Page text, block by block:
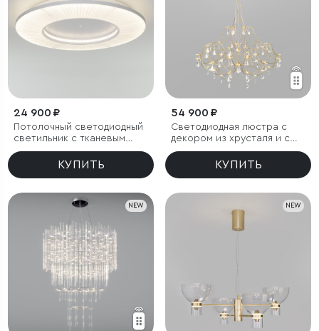
24 900 ₽
Потолочный светодиодный
светильник с тканевым
рассеивателем
КУПИТЬ
54 900 ₽
Светодиодная люстра с
декором из хрусталя и с
пультом дистанционного
управленияКУПИТЬ
NEW NEW